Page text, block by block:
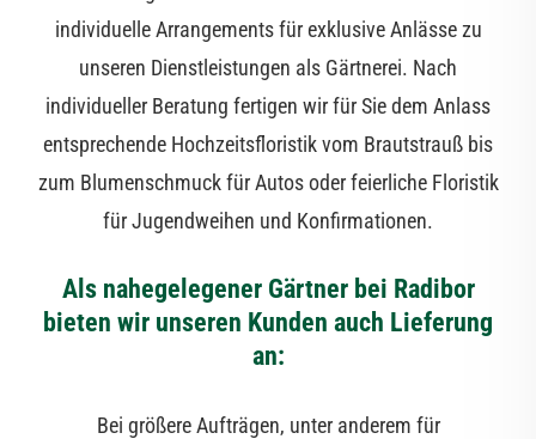
individuelle Arrangements für exklusive Anlässe zu
unseren Dienstleistungen als Gärtnerei. Nach
individueller Beratung fertigen wir für Sie dem Anlass
entsprechende Hochzeitsfloristik vom Brautstrauß bis
zum Blumenschmuck für Autos oder feierliche Floristik
für Jugendweihen und Konfirmationen.
Als nahegelegener Gärtner bei Radibor
bieten wir unseren Kunden auch Lieferung
an:
Bei größere Aufträgen, unter anderem für